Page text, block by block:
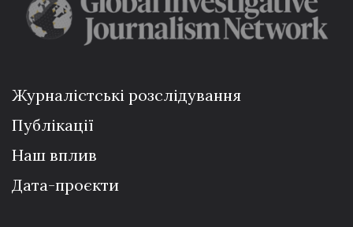
Журналістські розслідування
Публікації
Наш вплив
Дата-проєкти